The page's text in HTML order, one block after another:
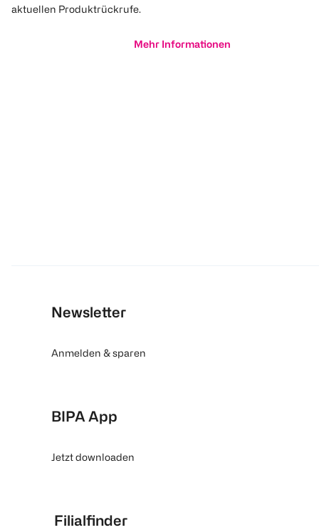
aktuellen Produktrückrufe.
Mehr Informationen
Newsletter
Anmelden & sparen
BIPA App
Jetzt downloaden
Filialfinder